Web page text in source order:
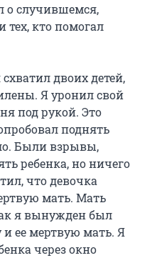
о случившемся,
тех, кто помогал
двоих детей,
Я уронил свой
под рукой. Это
поднять
Были взрывы,
ребенка, но ничего
что девочка
мать. Мать
я вынужден был
и ее мертвую мать. Я
через окно